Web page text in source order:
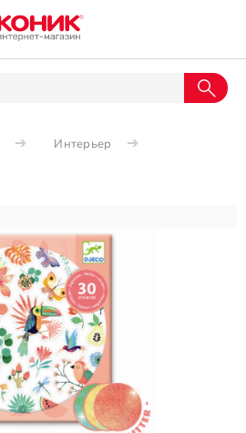
Интерьер